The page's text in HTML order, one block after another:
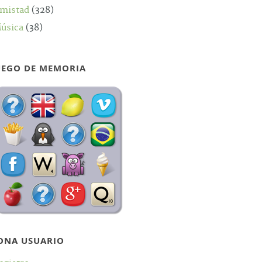
(328)
(38)
DE MEMORIA
USUARIO